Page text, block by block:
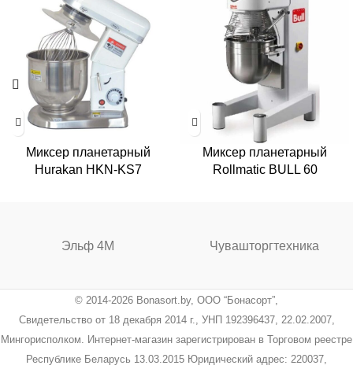
Миксер планетарный
Hurakan HKN-KS7
Миксер планетарный
Rollmatic BULL 60
Эльф 4М Чувашторгтехника
© 2014-2026 Bonasort.by, ООО “Бонасорт”,
Свидетельство от 18 декабря 2014 г., УНП 192396437, 22.02.2007,
Мингорисполком. Интернет-магазин зарегистрирован в Торговом реестре
Республике Беларусь 13.03.2015 Юридический адрес: 220037,